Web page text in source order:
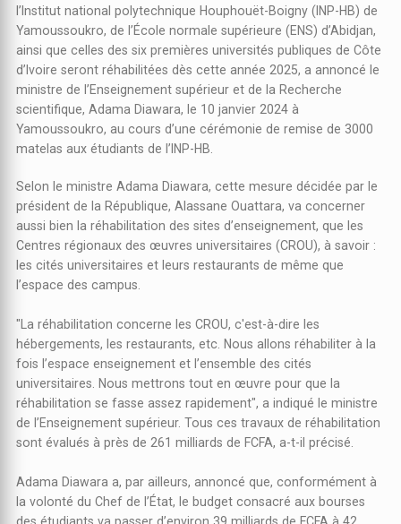
l’Institut national polytechnique Houphouët-Boigny (INP-HB) de
Yamoussoukro, de l’École normale supérieure (ENS) d’Abidjan,
ainsi que celles des six premières universités publiques de Côte
d’Ivoire seront réhabilitées dès cette année 2025, a annoncé le
ministre de l’Enseignement supérieur et de la Recherche
scientifique, Adama Diawara, le 10 janvier 2024 à
Yamoussoukro, au cours d’une cérémonie de remise de 3000
matelas aux étudiants de l’INP-HB.
Selon le ministre Adama Diawara, cette mesure décidée par le
président de la République, Alassane Ouattara, va concerner
aussi bien la réhabilitation des sites d’enseignement, que les
Centres régionaux des œuvres universitaires (CROU), à savoir :
les cités universitaires et leurs restaurants de même que
l’espace des campus.
"La réhabilitation concerne les CROU, c'est-à-dire les
hébergements, les restaurants, etc. Nous allons réhabiliter à la
fois l’espace enseignement et l’ensemble des cités
universitaires. Nous mettrons tout en œuvre pour que la
réhabilitation se fasse assez rapidement", a indiqué le ministre
de l’Enseignement supérieur. Tous ces travaux de réhabilitation
sont évalués à près de 261 milliards de FCFA, a-t-il précisé.
Adama Diawara a, par ailleurs, annoncé que, conformément à
la volonté du Chef de l’État, le budget consacré aux bourses